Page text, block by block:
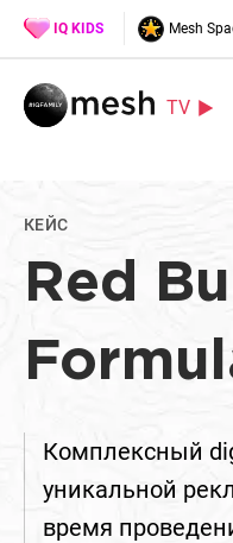
IQ KIDS Mesh
TV
КЕЙС
Red
Комплексный
уникальной
время